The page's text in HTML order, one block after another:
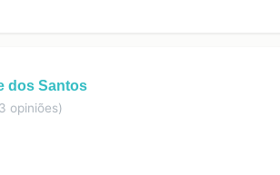
dos Santos
3 opiniões)